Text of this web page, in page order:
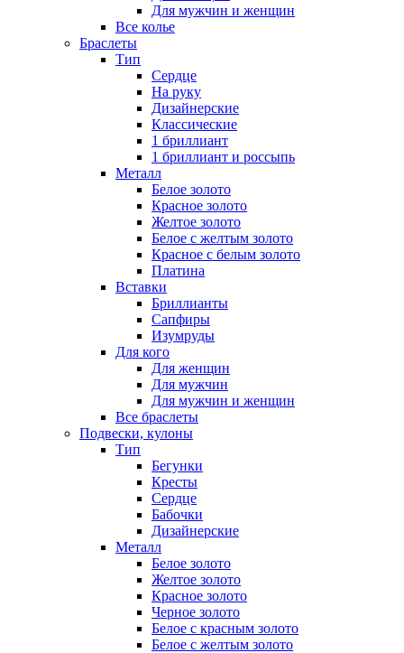
Для мужчин и женщин
Все колье
Браслеты
Тип
Сердце
На руку
Дизайнерские
Классические
1 бриллиант
1 бриллиант и россыпь
Металл
Белое золото
Красное золото
Желтое золото
Белое с желтым золото
Красное с белым золото
Платина
Вставки
Бриллианты
Сапфиры
Изумруды
Для кого
Для женщин
Для мужчин
Для мужчин и женщин
Все браслеты
Подвески, кулоны
Тип
Бегунки
Кресты
Сердце
Бабочки
Дизайнерские
Металл
Белое золото
Желтое золото
Красное золото
Черное золото
Белое с красным золото
Белое с желтым золото